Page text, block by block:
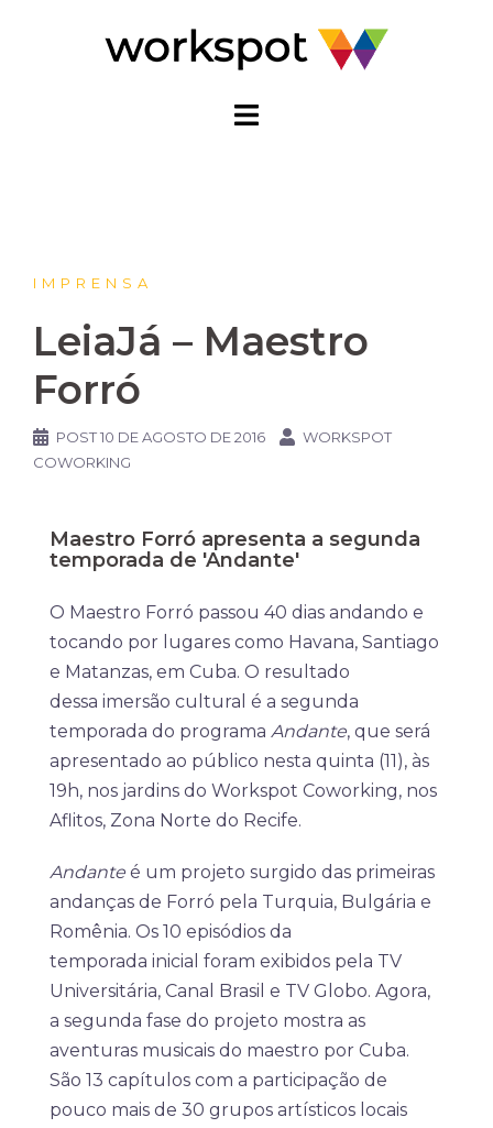
IMPRENSA
LeiaJá – Maestro
Forró
POST10 DE AGOSTO DE 2016
WORKSPOT
COWORKING
Maestro Forró apresenta a segunda
temporada de 'Andante'
O Maestro Forró passou 40 dias andando e
tocando por lugares como Havana, Santiago
e Matanzas, em Cuba. O resultado
dessa imersão cultural é a segunda
temporada do programa Andante, que será
apresentado ao público nesta quinta (11), às
19h, nos jardins do Workspot Coworking, nos
Aflitos, Zona Norte do Recife.
Andante é um projeto surgido das primeiras
andanças de Forró pela Turquia, Bulgária e
Romênia. Os 10 episódios da
temporada inicial foram exibidos pela TV
Universitária, Canal Brasil e TV Globo. Agora,
a segunda fase do projeto mostra as
aventuras musicais do maestro por Cuba.
São 13 capítulos com a participação de
pouco mais de 30 grupos artísticos locais